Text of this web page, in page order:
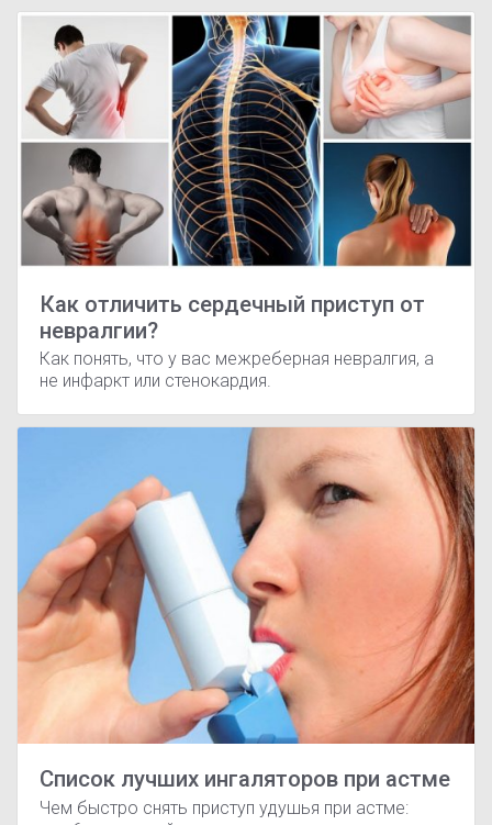
Как отличить сердечный приступ от
невралгии?
Как понять, что у вас межреберная невралгия, а
не инфаркт или стенокардия.
Список лучших ингаляторов при астме
Чем быстро снять приступ удушья при астме: